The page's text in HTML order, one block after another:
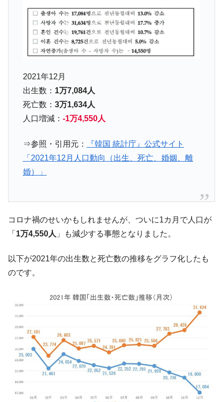
い「50.5％」に上昇
『Money1』
韓国大統領府ボンクラ政策室長が告発され
た ⇒ 国家が行った恐るべき株価操作であり、空前の国政壟
動」
『Money1』
中国だけが鉄鋼輸出を異常増加させる ⇒ 中
国の過剰生産が世界を蝕む。
『Money1』
韓国製造業「半導体絶好調」のウラで他業
『Money1』
【米韓激突案件】韓国消費者院が『クーパ
ン』1人当たり賠償10万ウォンを認定 ⇒ 総額3兆7,000億
『Money1』
「KDDX」1番艦、2032年竣工と公示
『Money1』
【対日本円】ウォン安が急進！ 日米の協調
に韓国がいっちょがみしたのでは。
は韓国で『BYD』車は売れている。6カ月で対前年同期比
1.9倍！
く空港に詰めかけ「出て行け！」「極右勢力」のプラカー
ドを掲げる「在韓反米勢力」
『Money1』
韓国政府「2035年までに18.4GW規模のAIデ
ータセンター整備」⇒ だから無理だってば。
『Money1』
JPモルガン「韓国レバレッジETFの清算は
ほぼ終わった」
『Money1』
韓国『国民年金公団』株価暴落で200兆蒸
発。
2021年12月
出生数： 1万7,084人
死亡数： 3万1,634人
人口増減： -1万4,550人
⇒参照・引用元：
『韓国 統計庁』公式サイト
「2021年12月人口動向（出生、死亡、婚姻、離
婚）」
コロナ禍のせいかもしれませんが、ついに1カ月で人口が
「 1万4,550人 」も減少する事態となりました。
以下が2021年の出生数と死亡数の推移をグラフ化したも
のです。